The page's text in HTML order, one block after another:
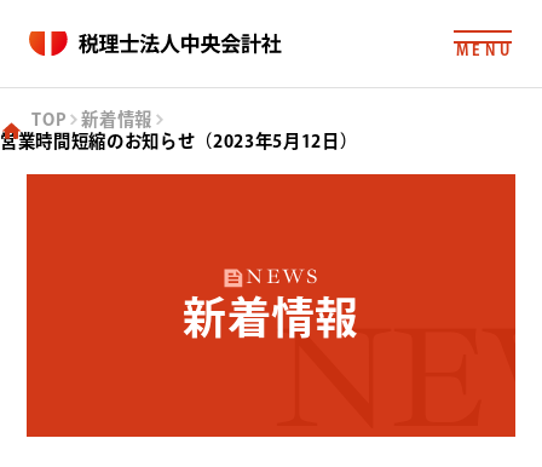
MENU
TOP
新着情報
営業時間短縮のお知らせ（2023年5月12日）
NEWS
新着情報